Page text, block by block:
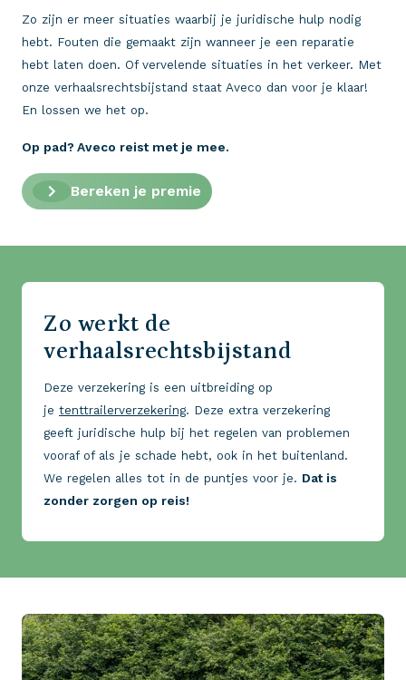
Zo zijn er meer situaties waarbij je juridische hulp nodig
hebt. Fouten die gemaakt zijn wanneer je een reparatie
hebt laten doen. Of vervelende situaties in het verkeer. Met
onze verhaalsrechtsbijstand staat Aveco dan voor je klaar!
En lossen we het op.
Op pad? Aveco reist met je mee.
Bereken je premie
Zo werkt de
verhaalsrechtsbijstand
Deze verzekering is een uitbreiding op
je tenttrailerverzekering. Deze extra verzekering
geeft juridische hulp bij het regelen van problemen
vooraf of als je schade hebt, ook in het buitenland.
We regelen alles tot in de puntjes voor je. Dat is
zonder zorgen op reis!